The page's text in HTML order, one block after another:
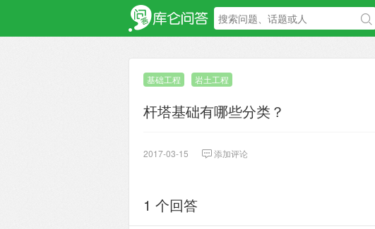
基础工程 岩土工程
杆塔基础有哪些分类？
2017-03-15 添加评论
1 个回答